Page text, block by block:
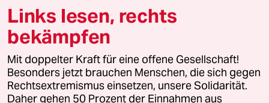
© 2026 taz Verlags und Vertriebs GmbH
Alle Rechte vorbehalten. Bei rechtlichen Fragen oder für Genehmigungen
wenden Sie sich bitte an
lizenzen@taz.de
Links lesen, rechts
bekämpfen
Mit doppelter Kraft für eine offene Gesellschaft!
Besonders jetzt brauchen Menschen, die sich gegen
Rechtsextremismus einsetzen, unsere Solidarität.
Daher gehen 50 Prozent der Einnahmen aus